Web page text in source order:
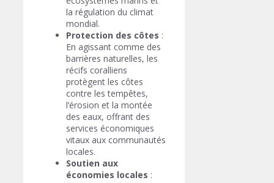
la régulation du climat
mondial.
Protection des côtes :
En agissant comme des
barrières naturelles, les
récifs coralliens
protègent les côtes
contre les tempêtes,
l’érosion et la montée
des eaux, offrant des
services économiques
vitaux aux communautés
locales.
Soutien aux
économies locales :